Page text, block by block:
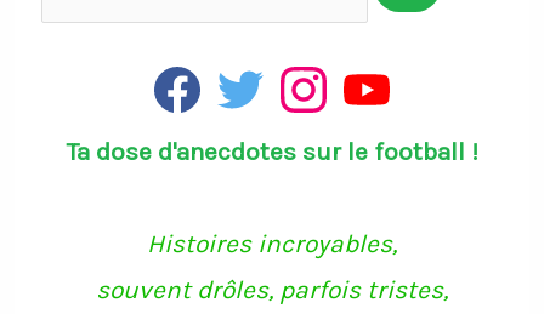
F
a
e
w
t
I
n
t
m
Y
T
Ta dose d'anecdotes sur le football !
Histoires incroyables,
souvent drôles, parfois tristes,